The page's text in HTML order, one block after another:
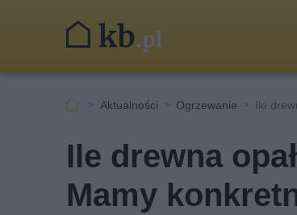
Aktualności Ogrzewanie Ile
Ile drewna
Mamy